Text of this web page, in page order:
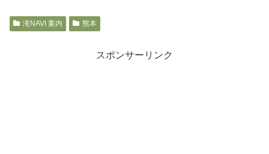
滝NAVI 案内 熊本
スポンサーリンク